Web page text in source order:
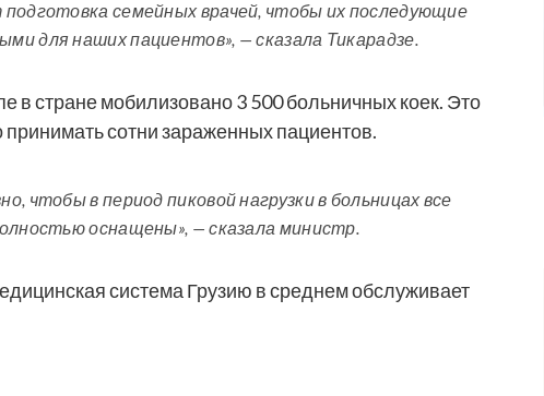
семейных врачей, чтобы их последующие
для наших пациентов», — сказала Тикарадзе.
в стране мобилизовано 3 500 больничных коек. Это
сотни зараженных пациентов.
чтобы в период пиковой нагрузки в больницах все
оснащены», — сказала министр.
система Грузию в среднем обслуживает